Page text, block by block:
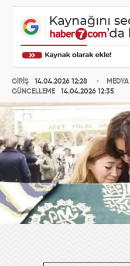
GİRİŞ
14.04.2026 12:28
GÜNCELLEME
14.04.2026 12:35
MEDYA